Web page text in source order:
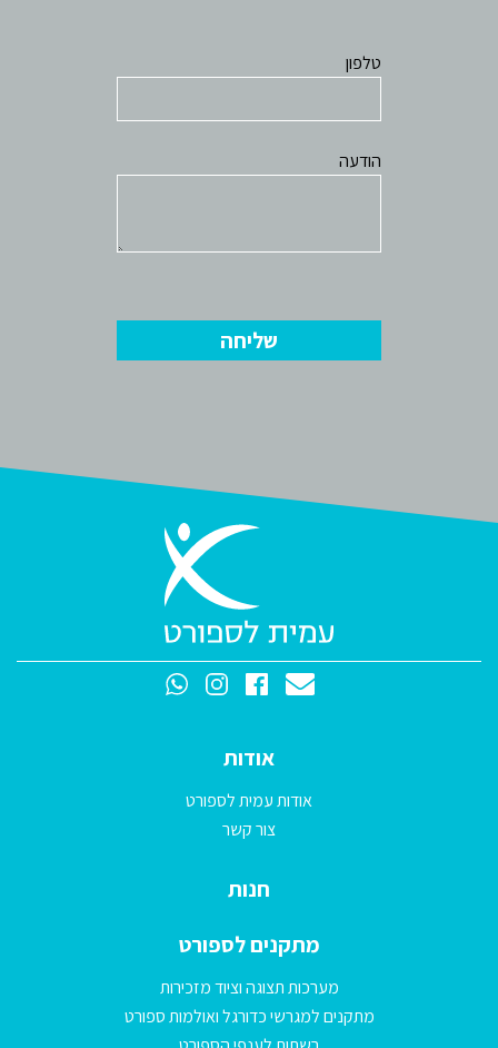
טלפון
הודעה
אודות
אודות עמית לספורט
צור קשר
חנות
מתקנים לספורט
מערכות תצוגה וציוד מזכירות
מתקנים למגרשי כדורגל ואולמות ספורט